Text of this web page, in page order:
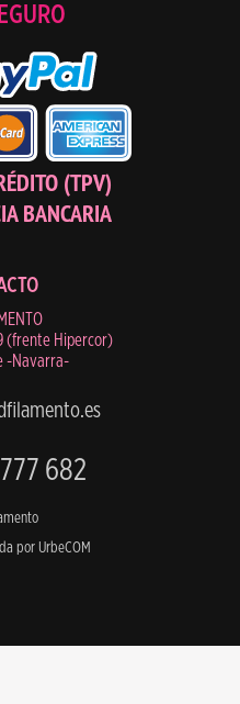
(TPV)
BANCARIA
(frente Hipercor)
-Navarra-
682
por UrbeCOM